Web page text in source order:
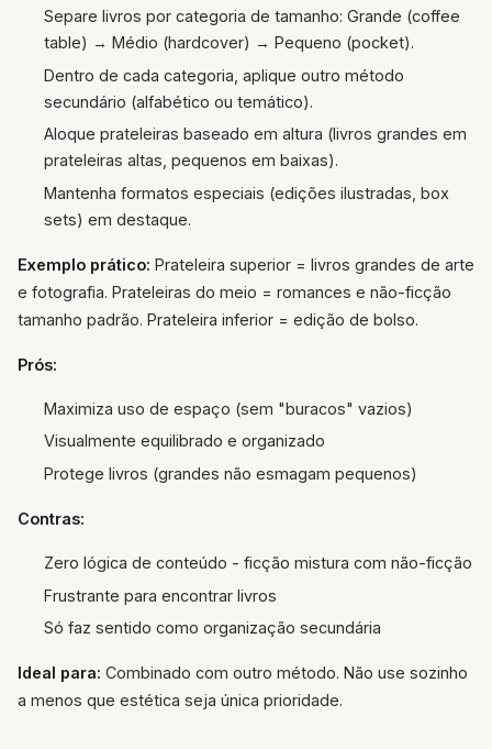
Separe livros por categoria de tamanho: Grande (coffee
table) → Médio (hardcover) → Pequeno (pocket).
Dentro de cada categoria, aplique outro método
secundário (alfabético ou temático).
Aloque prateleiras baseado em altura (livros grandes em
prateleiras altas, pequenos em baixas).
Mantenha formatos especiais (edições ilustradas, box
sets) em destaque.
Exemplo prático: Prateleira superior = livros grandes de arte
e fotografia. Prateleiras do meio = romances e não-ficção
tamanho padrão. Prateleira inferior = edição de bolso.
Prós:
Maximiza uso de espaço (sem "buracos" vazios)
Visualmente equilibrado e organizado
Protege livros (grandes não esmagam pequenos)
Contras:
Zero lógica de conteúdo - ficção mistura com não-ficção
Frustrante para encontrar livros
Só faz sentido como organização secundária
Ideal para: Combinado com outro método. Não use sozinho
a menos que estética seja única prioridade.